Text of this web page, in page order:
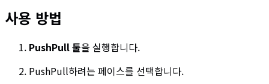
사용 방법
PushPull 툴을 실행합니다.
PushPull하려는 페이스를 선택합니다.